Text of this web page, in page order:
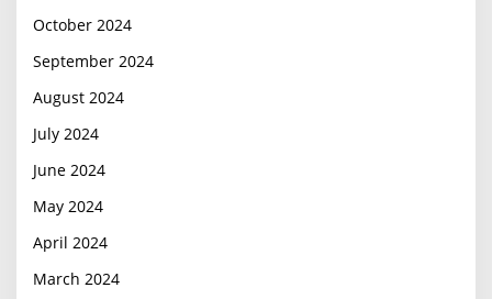
October 2024
September 2024
August 2024
July 2024
June 2024
May 2024
April 2024
March 2024